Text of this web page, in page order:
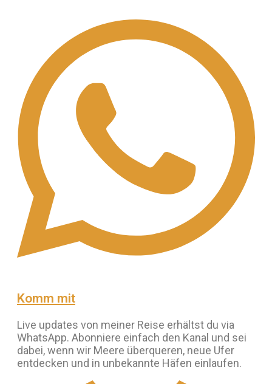
Komm mit
Live updates von meiner Reise erhältst du via
WhatsApp. Abonniere einfach den Kanal und sei
dabei, wenn wir Meere überqueren, neue Ufer
entdecken und in unbekannte Häfen einlaufen.